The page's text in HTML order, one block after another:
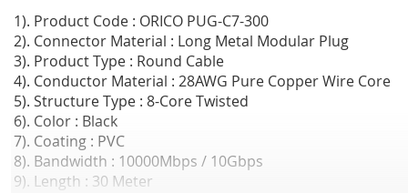
1). Product Code : ORICO PUG-C7-300
2). Connector Material : Long Metal Modular Plug
3). Product Type : Round Cable
4). Conductor Material : 28AWG Pure Copper Wire Core
5). Structure Type : 8-Core Twisted
6). Color : Black
7). Coating : PVC
8). Bandwidth : 10000Mbps / 10Gbps
9). Length : 30 Meter